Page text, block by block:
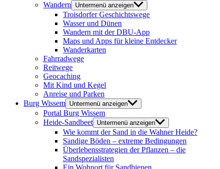
Wandern
Untermenü anzeigen
Troisdorfer Geschichtswege
Wasser und Dünen
Wandern mit der DBU-App
Maps und Apps für kleine Entdecker
Wanderkarten
Fahrradwege
Reitwege
Geocaching
Mit Kind und Kegel
Anreise und Parken
Burg Wissem Untermenü anzeigen
Portal Burg Wissem
Heide-Sandbeet Untermenü anzeigen
Wie kommt der Sand in die Wahner Heide?
Sandige Böden – extreme Bedingungen
Überlebensstrategien der Pflanzen – die
Sandspezialisten
Ein Wohnort für Sandbienen